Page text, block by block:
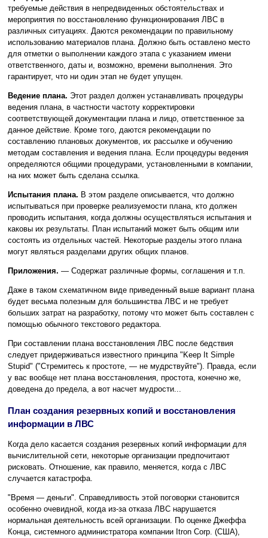
требуемые действия в непредвиденных обстоятельствах и
мероприятия по восстановлению функционирования ЛВС в
различных ситуациях. Даются рекомендации по правильному
использованию материалов плана. Должно быть оставлено место
для отметки о выполнении каждого этапа с указанием имени
ответственного, даты и, возможно, времени выполнения. Это
гарантирует, что ни один этап не будет упущен.
Ведение плана. Этот раздел должен устанавливать процедуры
ведения плана, в частности частоту корректировки
соответствующей документации плана и лицо, ответственное за
данное действие. Кроме того, даются рекомендации по
составлению плановых документов, их рассылке и обучению
методам составления и ведения плана. Если процедуры ведения
определяются общими процедурами, установленными в компании,
на них может быть сделана ссылка.
Испытания плана. В этом разделе описывается, что должно
испытываться при проверке реализуемости плана, кто должен
проводить испытания, когда должны осуществляться испытания и
каковы их результаты. План испытаний может быть общим или
состоять из отдельных частей. Некоторые разделы этого плана
могут являться разделами других общих планов.
Приложения. — Содержат различные формы, соглашения и т.п.
Даже в таком схематичном виде приведенный выше вариант плана
будет весьма полезным для большинства ЛВС и не требует
больших затрат на разработку, потому что может быть составлен с
помощью обычного текстового редактора.
При составлении плана восстановления ЛВС после бедствия
следует придерживаться известного принципа "Keep It Simple
Stupid" ("Стремитесь к простоте, — не мудрствуйте"). Правда, если
у вас вообще нет плана восстановления, простота, конечно же,
доведена до предела, а вот насчет мудрости...
План создания резервных копий и восстановления
информации в ЛВС
Когда дело касается создания резервных копий информации для
вычислительной сети, некоторые организации предпочитают
рисковать. Отношение, как правило, меняется, когда с ЛВС
случается катастрофа.
"Время — деньги". Справедливость этой поговорки становится
особенно очевидной, когда из-за отказа ЛВС нарушается
нормальная деятельность всей организации. По оценке Джеффа
Конца, системного администратора компании Itron Corp. (США),